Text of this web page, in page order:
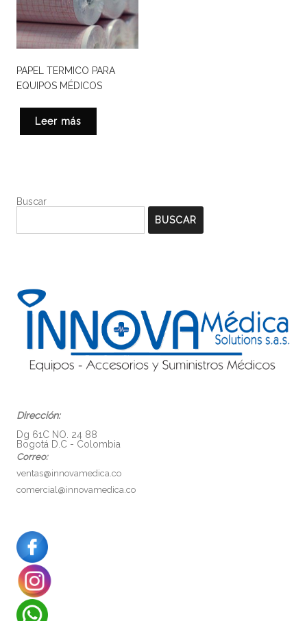
PAPEL TERMICO PARA
EQUIPOS MÉDICOS
Leer más
Buscar
BUSCAR
Dirección:
Dg 61C NO. 24 88
Bogotá D.C - Colombia
Correo:
ventas@innovamedica.co
comercial@innovamedica.co